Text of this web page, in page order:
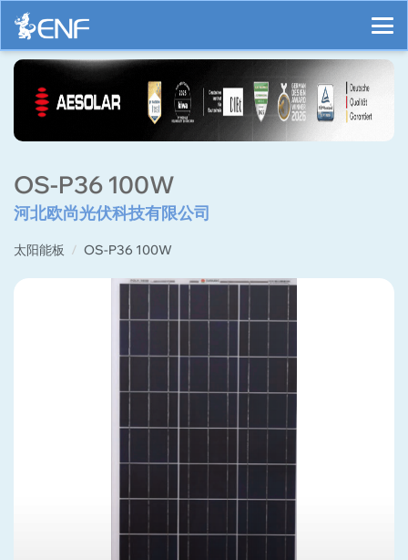
OS-P36 100W
河北欧尚光伏科技有限公司
太阳能板 OS-P36 100W